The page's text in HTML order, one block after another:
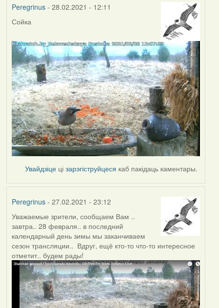
Peregrinus- 28.02.2021 - 12:11
Сойка
Увайдзіце цізарэгіструйцеся каб пакідаць каментары.
Peregrinus- 27.02.2021 - 23:12
Уважаемые зрители, сообщаем Вам ..
завтра.. 28 февраля.. в последний
календарный день зимы мы заканчиваем
сезон трансляции.. Вдруг, ещё кто-то что-то интересное
отметит.. будем рады!